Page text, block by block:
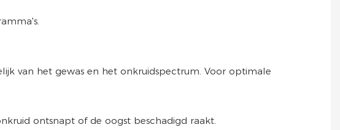
van het gewas en het onkruidspectrum. Voor optimale
ontsnapt of de oogst beschadigd raakt.